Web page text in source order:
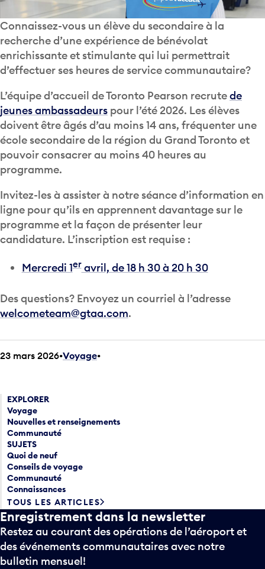
Connaissez-vous un élève du secondaire à la
recherche d’une expérience de bénévolat
enrichissante et stimulante qui lui permettrait
d’effectuer ses heures de service communautaire?
L’équipe d’accueil de Toronto Pearson recrutede
jeunes ambassadeurs pour l’été 2026. Les élèves
doivent être âgés d’au moins 14 ans, fréquenter une
école secondaire de la région du Grand Toronto et
pouvoir consacrer au moins 40 heures au
programme.
Invitez-les à assister à notre séance d’information en
ligne pour qu’ils en apprennent davantage sur le
programme et la façon de présenter leur
candidature. L’inscription est requise :
Mercredi 1eravril, de 18 h 30 à 20 h 30
Des questions? Envoyez un courriel à l’adresse
welcometeam@gtaa.com.
23 mars 2026 Voyage•
EXPLORER
Voyage
Nouvelles et renseignements
Communauté
SUJETS
Quoi de neuf
Conseils de voyage
Communauté
Connaissances
TOUS LES ARTICLES
Enregistrement dans la newsletter
Restez au courant des opérations de l’aéroport et
des événements communautaires avec notre
bulletin mensuel!